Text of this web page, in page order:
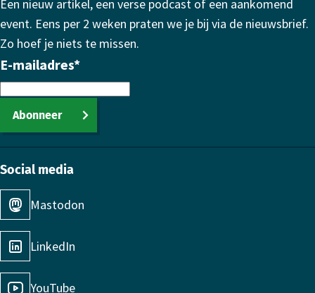
Een nieuw artikel, een verse podcast of een aankomend
event. Eens per 2 weken praten we je bij via de nieuwsbrief.
Zo hoef je niets te missen.
E-mailadres*
Abonneer
Social media
Mastodon
LinkedIn
YouTube